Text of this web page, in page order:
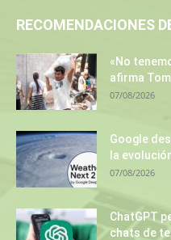
RECOMENDACIONES
«No
afirma
07/08/2026
Google
la
07/08/2026
ChatGPT
chats de